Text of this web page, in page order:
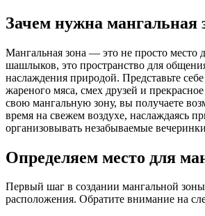
Зачем нужна мангальная
Мангальная зона — это не просто место
шашлыков, это пространство для
наслаждения природой. Представьте
жареного мяса, смех друзей и
свою мангальную зону, вы получаете
время на свежем воздухе, наслаждаясь
организовывать незабываемые
Определяем место для
Первый шаг в создании мангальной
расположения. Обратите внимание на